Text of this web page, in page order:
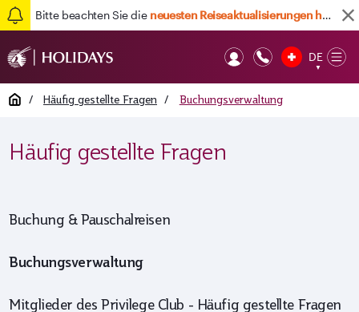
Bitte beachten Sie die neuesten Reiseaktualisierungen hier
DE
▼
Home / Häufig gestellte Fragen / Buchungsverwaltung
Häufig gestellte Fragen
Buchung & Pauschalreisen
Buchungsverwaltung
Mitglieder des Privilege Club - Häufig gestellte Fragen